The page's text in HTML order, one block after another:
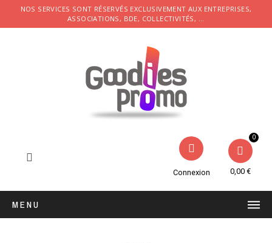
NOS SERVICES SONT RÉSERVÉS EXCLUSIVEMENT AUX ENTREPRISES,
ASSOCIATIONS, BDE, COLLECTIVITÉS, ...
Connexion 0,00 €
MENU